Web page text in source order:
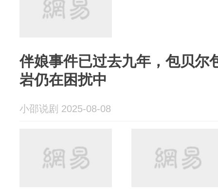
伴娘事件已过去九年，包贝尔
岩仍在困扰中
小邵说剧 2025-08-08